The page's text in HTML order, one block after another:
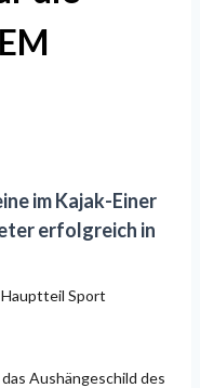
im Kajak-Einer
erfolgreich in
Hauptteil Sport
Aushängeschild des